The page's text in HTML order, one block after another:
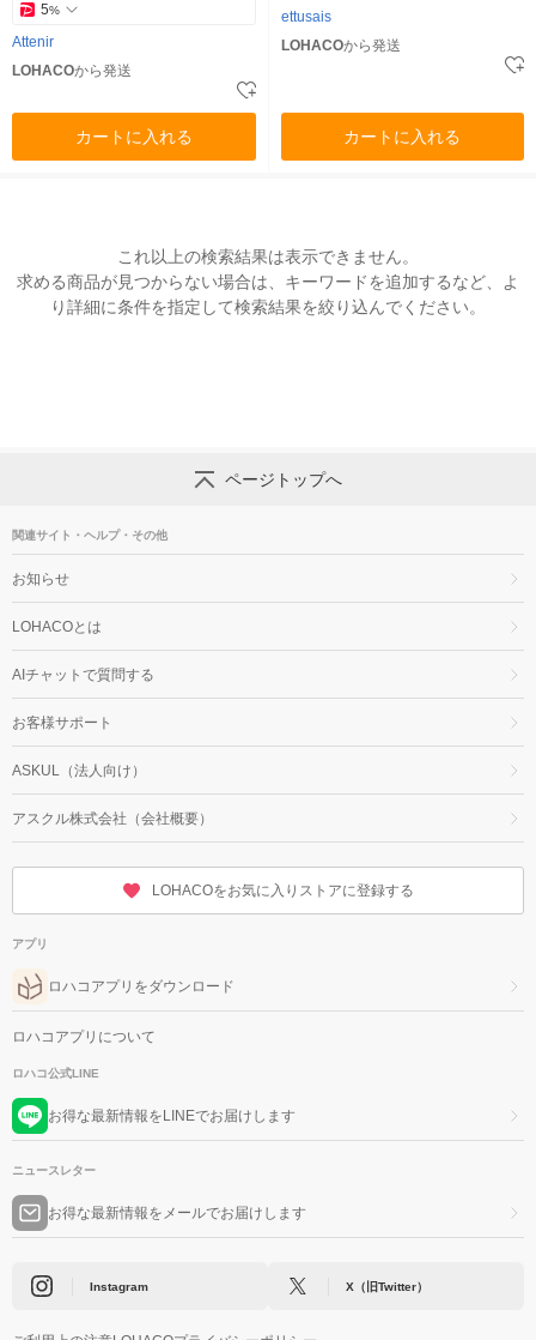
5%
Attenir
LOHACOから発送
カートに入れる
ettusais
LOHACOから発送
カートに入れる
これ以上の検索結果は表示できません。
求める商品が見つからない場合は、キーワードを追加するなど、よ
り詳細に条件を指定して検索結果を絞り込んでください。
ページトップへ
関連サイト・ヘルプ・その他
お知らせ
LOHACOとは
AIチャットで質問する
お客様サポート
ASKUL（法人向け）
アスクル株式会社（会社概要）
LOHACOをお気に入りストアに登録する
アプリ
ロハコアプリをダウンロード
ロハコアプリについて
ロハコ公式LINE
お得な最新情報をLINEでお届けします
ニュースレター
お得な最新情報をメールでお届けします
Instagram X（旧Twitter）